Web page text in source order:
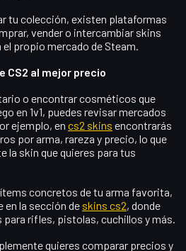
tu colección, existen plataformas
vender o intercambiar skins
propio mercado de Steam.
CS2 al mejor precio
o encontrar cosméticos que
en 1v1, puedes revisar mercados
ejemplo, en cs2 skins encontrarás
por arma, rareza y precio, lo que
la skin que quieres para tus
concretos de tu arma favorita,
la sección de skins cs2, donde
rifles, pistolas, cuchillos y más.
quieres comparar precios y